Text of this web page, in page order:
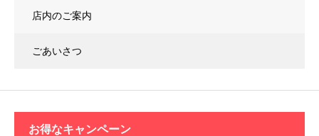
店内のご案内
ごあいさつ
お得なキャンペーン